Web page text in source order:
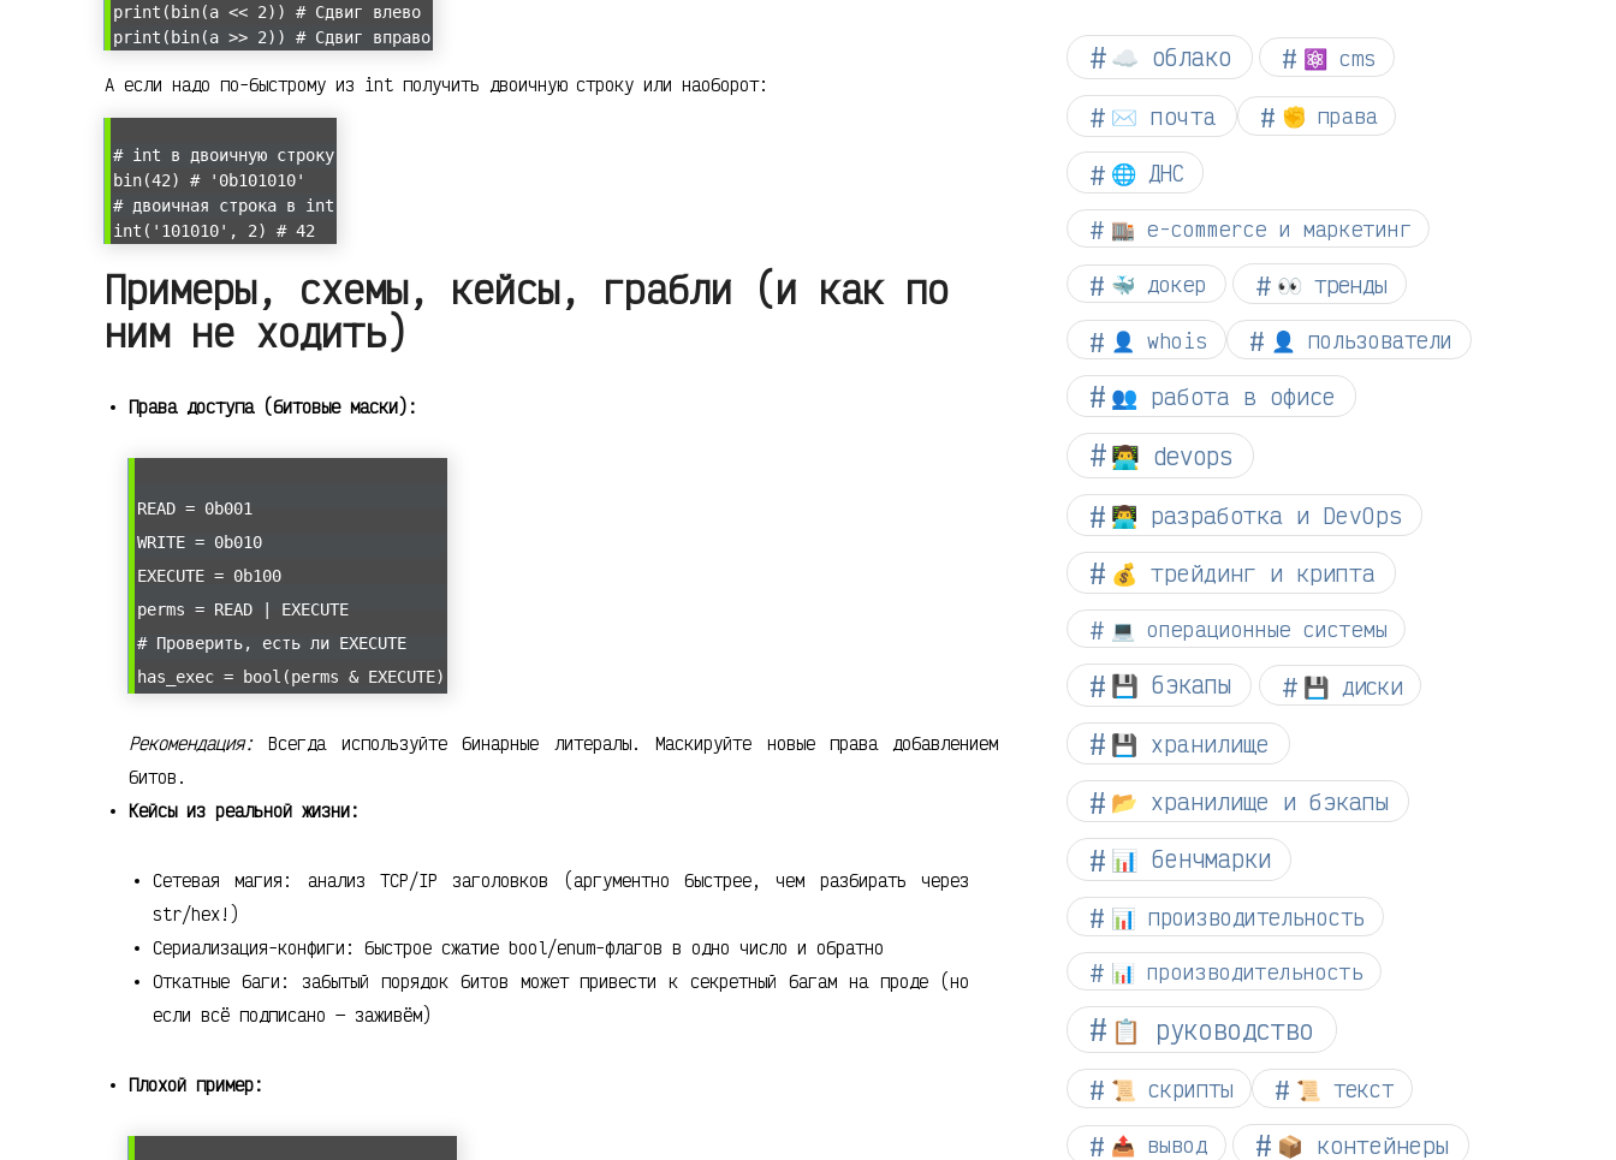
print(bin(a << 2)) # Сдвиг влево
print(bin(a >> 2)) # Сдвиг вправо
А если надо по-быстрому из int получить двоичную строку или наоборот:
# int в двоичную строку
bin(42) # '0b101010'
# двоичная строка в int
int('101010', 2) # 42
Примеры, схемы, кейсы, грабли (и как по
ним не ходить)
Права доступа (битовые маски):
READ = 0b001
WRITE = 0b010
EXECUTE = 0b100
perms = READ | EXECUTE
# Проверить, есть ли EXECUTE
has_exec = bool(perms & EXECUTE)
Рекомендация: Всегда используйте бинарные литералы. Маскируйте новые права добавлением
битов.
Кейсы из реальной жизни:
Сетевая магия: анализ TCP/IP заголовков (аргументно быстрее, чем разбирать через
str/hex!)
Сериализация-конфиги: быстрое сжатие bool/enum-флагов в одно число и обратно
Откатные баги: забытый порядок битов может привести к секретный багам на проде (но
если всё подписано — заживём)
Плохой пример:
☁︎ облако ⚛ cms
✉️ почта ✊ права
🌐 ДНС
🏬 e-commerce и маркетинг
🐳 докер 👀 тренды
👤 whois 👤 пользователи
👥 работа в офисе
👨‍💻 devops
👨‍💻 разработка и DevOps
💰 трейдинг и крипта
💻 операционные системы
💾 бэкапы 💾 диски
💾 хранилище
📂 хранилище и бэкапы
📊 бенчмарки
📊 производительность
📊 производительность
📋 руководство
📜 скрипты 📜 текст
📤 вывод 📦 контейнеры